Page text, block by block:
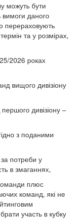
можуть бути
вимоги даного
перераховують
та у розмірах,
2026 роках
вищого дивізіону
дивізіону –
з поданими
потреби у
в змаганнях,
плюс
команд, які не
участь в кубку